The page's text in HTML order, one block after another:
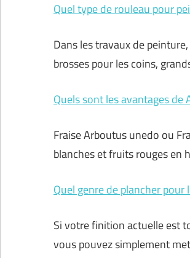
Quel type de rouleau pour
Dans les travaux de
brosses pour les coins,
Quels sont les avantages de
Fraise Arboutus unedo ou
blanches et fruits rouges en
Quel genre de plancher pour
Si votre finition actuelle est
vous pouvez simplement